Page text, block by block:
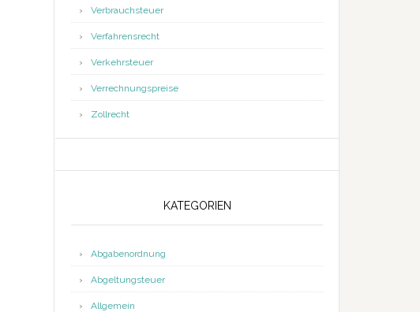
Verbrauchsteuer
Verfahrensrecht
Verkehrsteuer
Verrechnungspreise
Zollrecht
KATEGORIEN
Abgabenordnung
Abgeltungsteuer
Allgemein